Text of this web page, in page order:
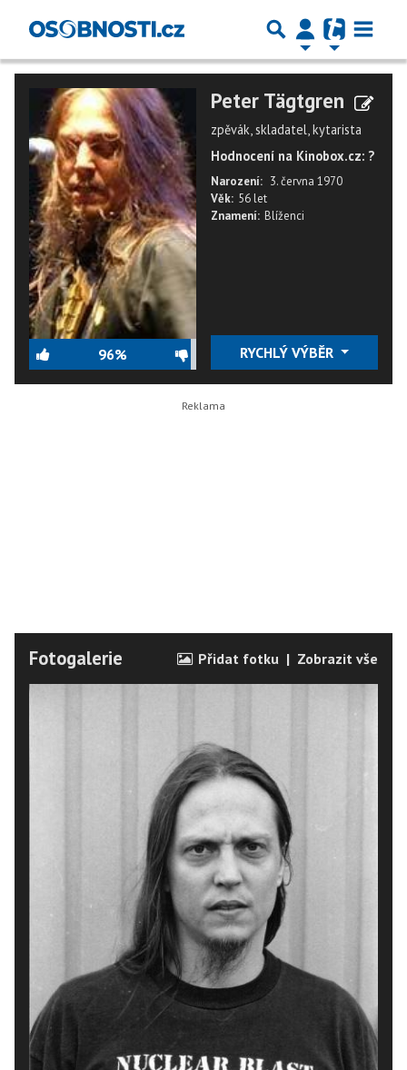
96%
Peter Tägtgren
zpěvák, skladatel, kytarista
Hodnocení na Kinobox.cz: ?
Narození: 3. června 1970
Věk: 56 let
Znamení: Blíženci
RYCHLÝ VÝBĚR
Fotogalerie Přidat fotku | Zobrazit vše